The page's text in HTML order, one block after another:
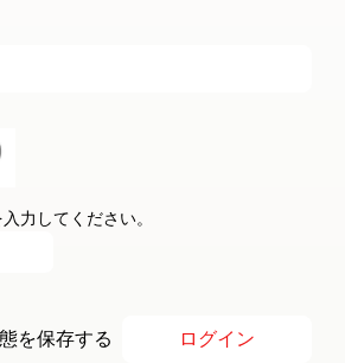
力してください。
を保存する